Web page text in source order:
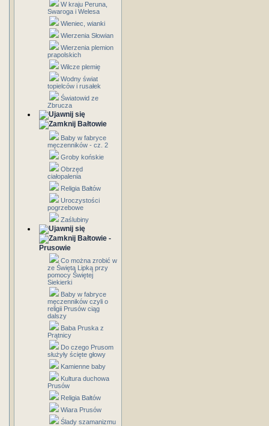
W kraju Peruna,
Swaroga i Welesa
Wieniec, wianki
Wierzenia Słowian
Wierzenia plemion
prapolskich
Wilcze plemię
Wodny świat
topielców i rusałek
Światowid ze
Zbrucza
Bałtowie
Baby w fabryce
męczenników - cz. 2
Groby końskie
Obrzęd
ciałopalenia
Religia Bałtów
Uroczystości
pogrzebowe
Zaślubiny
Bałtowie -
Prusowie
Co można zrobić w
ze Świętą Lipką przy
pomocy Świętej
Siekierki
Baby w fabryce
męczenników czyli o
religii Prusów ciąg
dalszy
Baba Pruska z
Prątnicy
Do czego Prusom
służyły ścięte głowy
Kamienne baby
Kultura duchowa
Prusów
Religia Bałtów
Wiara Prusów
Ślady szamanizmu